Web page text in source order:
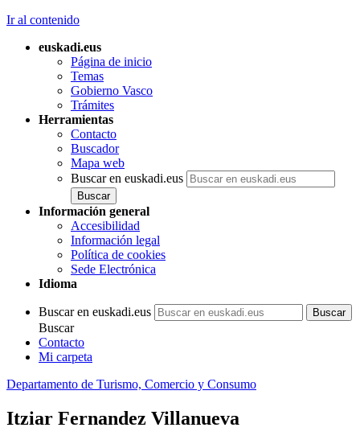
Ir al contenido
euskadi.eus
Página de inicio
Temas
Gobierno Vasco
Trámites
Herramientas
Contacto
Buscador
Mapa web
Buscar en euskadi.eus
Información general
Accesibilidad
Información legal
Política de cookies
Sede Electrónica
Idioma
Buscar en euskadi.eus
Buscar
Contacto
Mi carpeta
Departamento de Turismo, Comercio y Consumo
Itziar Fernandez Villanueva